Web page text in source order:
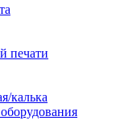
печати
калька